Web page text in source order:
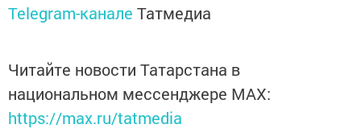
Telegram-канале Татмедиа
Читайте новости Татарстана в
национальном мессенджере MАХ:
https://max.ru/tatmedia